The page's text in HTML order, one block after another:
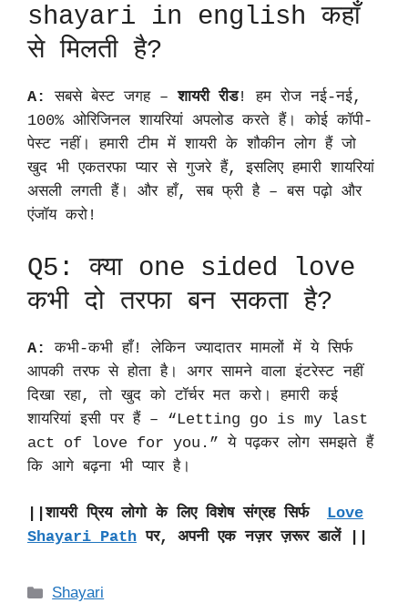
shayari in english कहाँ
से मिलती है?
A: सबसे बेस्ट जगह –शायरी रीड! हम रोज नई-नई,
100% ओरिजिनल शायरियां अपलोड करते हैं। कोई कॉपी-
पेस्ट नहीं। हमारी टीम में शायरी के शौकीन लोग हैं जो
खुद भी एकतरफा प्यार से गुजरे हैं, इसलिए हमारी शायरियां
असली लगती हैं। और हाँ, सब फ्री है – बस पढ़ो और
एंजॉय करो!
Q5: क्या one sided love
कभी दो तरफा बन सकता है?
A:
कभी-कभी हाँ! लेकिन ज्यादातर मामलों में ये सिर्फ
आपकी तरफ से होता है। अगर सामने वाला इंटरेस्ट नहीं
दिखा रहा, तो खुद को टॉर्चर मत करो। हमारी कई
शायरियां इसी पर हैं – “Letting go is my last
act of love for you.” ये पढ़कर लोग समझते हैं
कि आगे बढ़ना भी प्यार है।
||शायरी प्रिय लोगो के लिए विशेष संग्रह सिर्फ Love
Shayari Path पर, अपनी एक नज़र ज़रूर डालें ||
Categories
Shayari